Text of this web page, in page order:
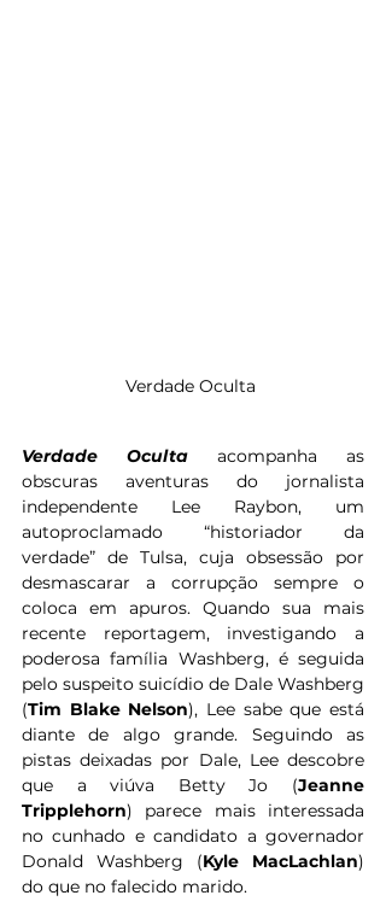
Verdade Oculta
Verdade Oculta acompanha as
obscuras aventuras do jornalista
independente Lee Raybon, um
autoproclamado “historiador da
verdade” de Tulsa, cuja obsessão por
desmascarar a corrupção sempre o
coloca em apuros. Quando sua mais
recente reportagem, investigando a
poderosa família Washberg, é seguida
pelo suspeito suicídio de Dale Washberg
(Tim Blake Nelson), Lee sabe que está
diante de algo grande. Seguindo as
pistas deixadas por Dale, Lee descobre
que a viúva Betty Jo (Jeanne
Tripplehorn) parece mais interessada
no cunhado e candidato a governador
Donald Washberg (Kyle MacLachlan)
do que no falecido marido.